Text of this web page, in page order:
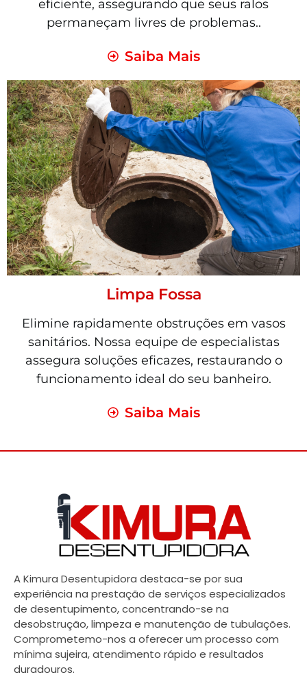
eficiente, assegurando que seus ralos
permaneçam livres de problemas..
Saiba Mais
Limpa Fossa
Elimine rapidamente obstruções em vasos
sanitários. Nossa equipe de especialistas
assegura soluções eficazes, restaurando o
funcionamento ideal do seu banheiro.
Saiba Mais
A Kimura Desentupidora destaca-se por sua
experiência na prestação de serviços especializados
de desentupimento, concentrando-se na
desobstrução, limpeza e manutenção de tubulações.
Comprometemo-nos a oferecer um processo com
mínima sujeira, atendimento rápido e resultados
duradouros.